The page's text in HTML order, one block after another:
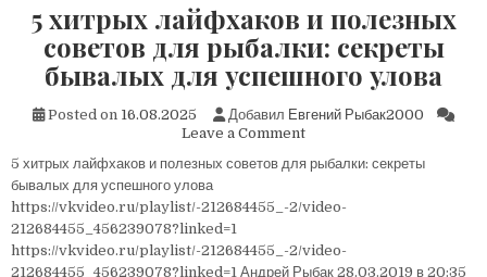
5 хитрых лайфхаков и полезных
советов для рыбалки: секреты
бывалых для успешного улова
Posted on 16.08.2025 Добавил Евгений Рыбак2000
Leave a Commenton
хитрых
и
советов
5 хитрых лайфхаков и полезных советов для рыбалки: секреты
бывалых для успешного улова
https://vkvideo.ru/playlist/-212684455_-2/video-
212684455_456239078?linked=1
https://vkvideo.ru/playlist/-212684455_-2/video-
212684455_456239078?linked=1 Андрей Рыбак 28.03.2019 в 20:35